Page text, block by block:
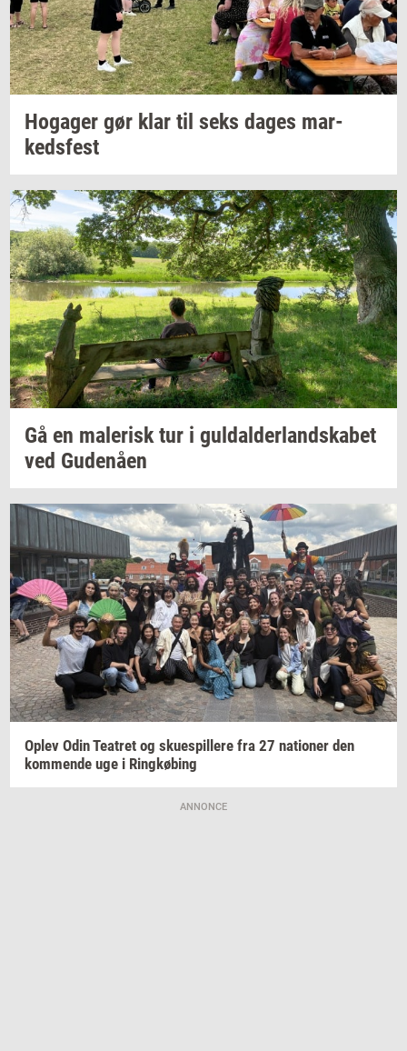
Ho­ga­ger gør klar til seks dages mar­
keds­fest
Gå en ma­le­risktur i gul­dal­der­land­ska­bet
ved Gu­denå­en
Oplev OdinTe­a­tret og sku­e­spil­le­re fra 27 na­tio­ner den
kom­men­de uge i Ring­kø­bing
ANNONCE